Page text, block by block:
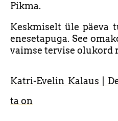
Pikma.
Keskmiselt üle päeva
enesetapuga. See
vaimse tervise olukord
Katri-Evelin Kalaus |
ta on